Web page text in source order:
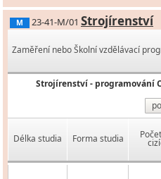
M 23-41-M/01 Strojírenství
Zaměření nebo Školní vzdělávací
Strojírenství - programování
Délka studia Forma studia